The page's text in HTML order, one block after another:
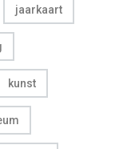
jaarkaart
kunst